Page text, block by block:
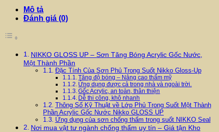
Mô tả
Đánh giá (0)
NIKKO GLOSS UP – Sơn Tăng Bóng Acrylic Gốc Nước,
Một Thành Phần
Đặc Tính Của Sơn Phủ Trong Suốt Nikko Gloss-Up
Tăng độ bóng – Nâng cao thẩm mỹ
Ứng dụng được cả trong nhà và ngoài trời.
Gốc Acrylic, an toàn, thân thiện
Dễ thi công, khô nhanh
Thông Số Kỹ Thuật về Lớp Phủ Trong Suốt Một Thành
Phần Acrylic Gốc Nước Nikko GLOSS UP
Ứng dụng của sơn chống thấm trong suốt NIKKO Seal
Nơi mua vật tư ngành chống thấm uy tín – Giá tận Kho